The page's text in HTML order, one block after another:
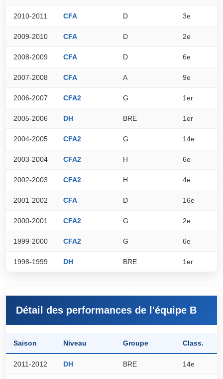
2010-2011 CFA D 3e
2009-2010 CFA D 2e
2008-2009 CFA D 6e
2007-2008 CFA A 9e
2006-2007 CFA2 G 1er
2005-2006 DH BRE 1er
2004-2005 CFA2 G 14e
2003-2004 CFA2 H 6e
2002-2003 CFA2 H 4e
2001-2002 CFA D 16e
2000-2001 CFA2 G 2e
1999-2000 CFA2 G 6e
1998-1999 DH BRE 1er
Détail des performances de l'équipe B
Saison Niveau Groupe Class.
2011-2012 DH BRE 14e